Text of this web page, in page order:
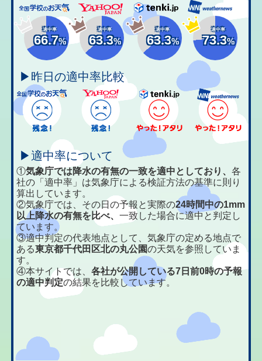
適中率
66.7%
適中率
63.3%
適中率
63.3%
適中率
73.3%
▶昨日の適中率比較
▶適中率について
①気象庁では降水の有無の一致を適中としており、各
社の「適中率」は気象庁による検証方法の基準に則り
算出しています。
②気象庁では、その日の予報と実際の24時間中の1mm
以上降水の有無を比べ、一致した場合に適中と判定し
ています。
③適中判定の代表地点として、気象庁の定める地点で
ある東京都千代田区北の丸公園の天気を参照していま
す。
④本サイトでは、各社が公開している7日前0時の予報
の適中判定の結果を比較しています。